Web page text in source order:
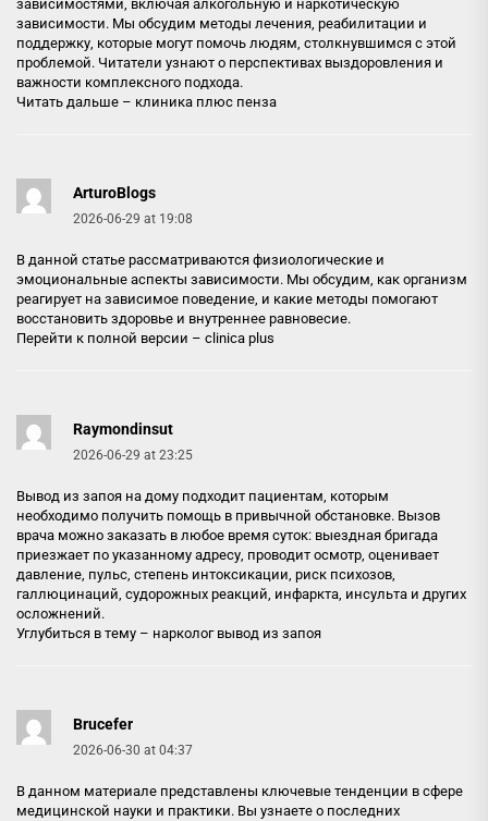
зависимостями, включая алкогольную и наркотическую
зависимости. Мы обсудим методы лечения, реабилитации и
поддержку, которые могут помочь людям, столкнувшимся с этой
проблемой. Читатели узнают о перспективах выздоровления и
важности комплексного подхода.
Читать дальше – клиника плюс пенза
ArturoBlogs
2026-06-29 at 19:08
В данной статье рассматриваются физиологические и
эмоциональные аспекты зависимости. Мы обсудим, как организм
реагирует на зависимое поведение, и какие методы помогают
восстановить здоровье и внутреннее равновесие.
Перейти к полной версии – clinica plus
Raymondinsut
2026-06-29 at 23:25
Вывод из запоя на дому подходит пациентам, которым
необходимо получить помощь в привычной обстановке. Вызов
врача можно заказать в любое время суток: выездная бригада
приезжает по указанному адресу, проводит осмотр, оценивает
давление, пульс, степень интоксикации, риск психозов,
галлюцинаций, судорожных реакций, инфаркта, инсульта и других
осложнений.
Углубиться в тему – нарколог вывод из запоя
Brucefer
2026-06-30 at 04:37
В данном материале представлены ключевые тенденции в сфере
медицинской науки и практики. Вы узнаете о последних